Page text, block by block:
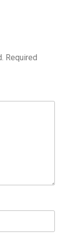
Required